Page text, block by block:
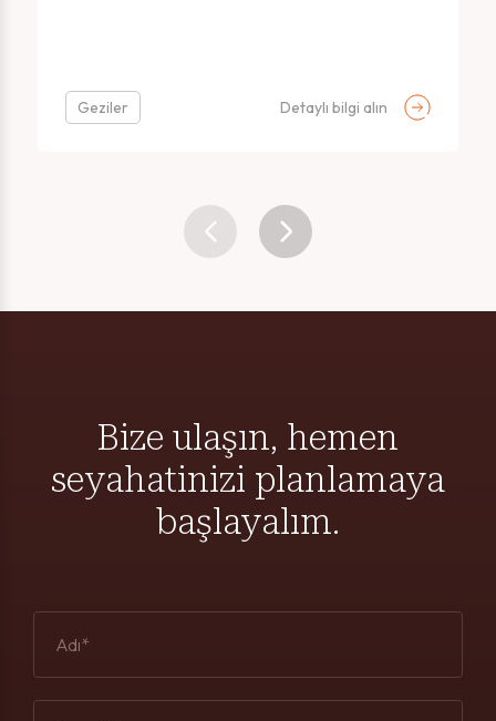
Geziler Detaylı bilgi alın
Bize ulaşın, hemen
seyahatinizi planlamaya
başlayalım.
Adı*